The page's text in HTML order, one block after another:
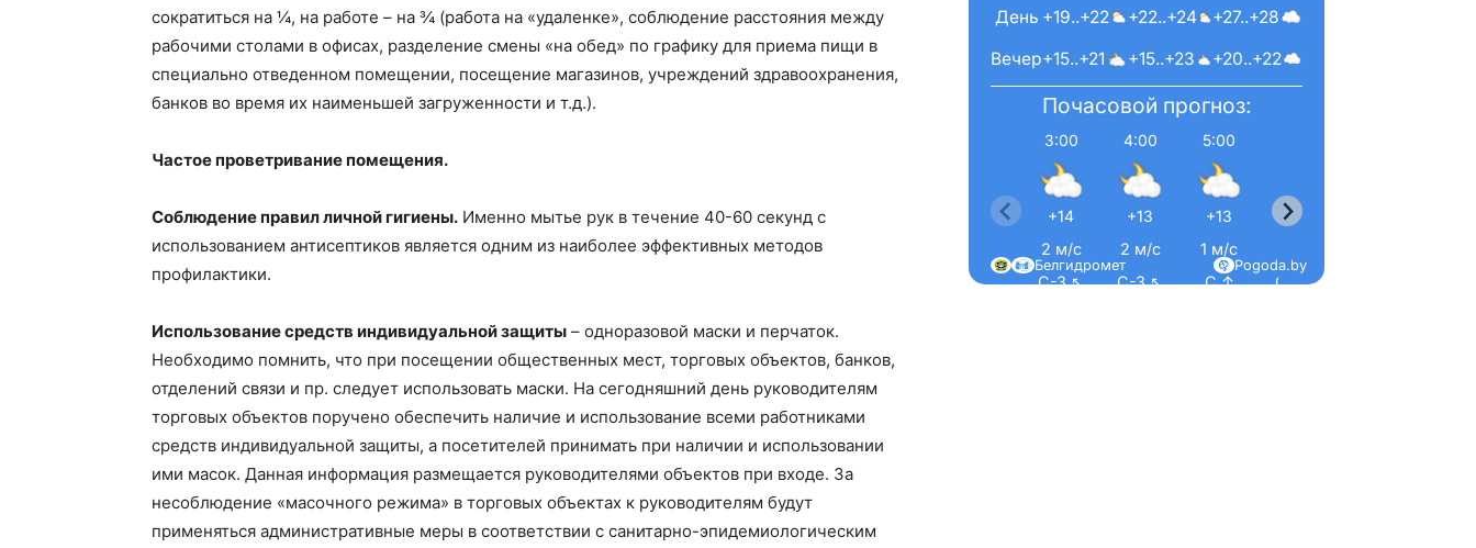
сократиться на ¼, на работе – на ¾ (работа на «удаленке», соблюдение расстояния между
рабочими столами в офисах, разделение смены «на обед» по графику для приема пищи в
специально отведенном помещении, посещение магазинов, учреждений здравоохранения,
банков во время их наименьшей загруженности и т.д.).
Частое проветривание помещения.
Соблюдение правил личной гигиены. Именно мытье рук в течение 40-60 секунд с
использованием антисептиков является одним из наиболее эффективных методов
профилактики.
Использование средств индивидуальной защиты – одноразовой маски и перчаток.
Необходимо помнить, что при посещении общественных мест, торговых объектов, банков,
отделений связи и пр. следует использовать маски. На сегодняшний день руководителям
торговых объектов поручено обеспечить наличие и использование всеми работниками
средств индивидуальной защиты, а посетителей принимать при наличии и использовании
ими масок. Данная информация размещается руководителями объектов при входе. За
несоблюдение «масочного режима» в торговых объектах к руководителям будут
применяться административные меры в соответствии с санитарно-эпидемиологическим
+19..+22
+15..+21
+22..+24
+15..+23
+27..+28
+20..+22
Вечер
День
Почасовой прогноз:
3:00
+14
2 м/с
С-З ↖
4:00
+13
2 м/с
С-З ↖
5:00
+13
1 м/с
С ↑
+13
С-В ↗
Pogoda.by
Белгидромет